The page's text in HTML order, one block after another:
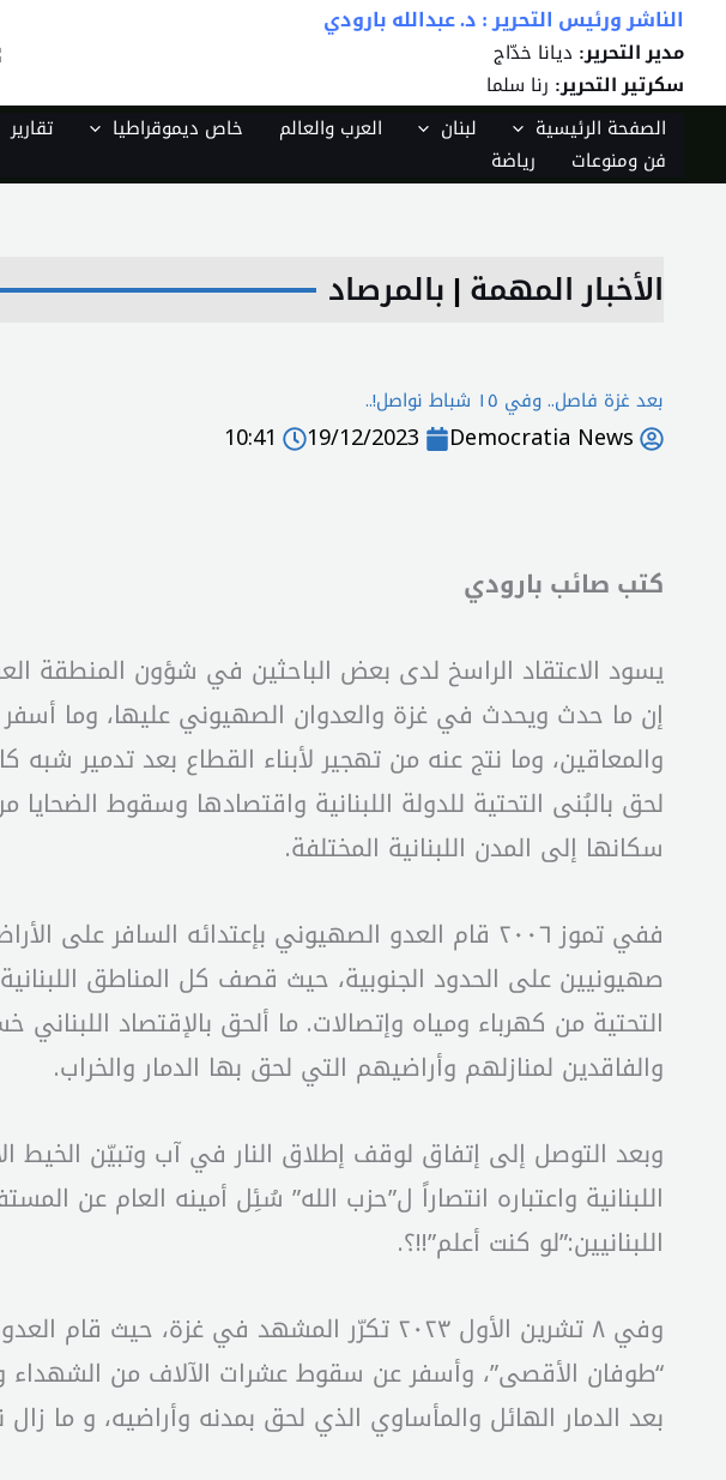
تخطي
المحتوى
الناشر ورئيس التحرير : د. عبدالله بارودي
مدير التحرير: ديانا خدّاج
سكرتير التحرير: رنا سلما
الصفحة الرئيسية لبنان العرب والعالم خاص ديموقراطيا تقارير
فن ومنوعات
رياضة
الأخبار المهمة | بالمرصاد
بعد غزة فاصل.. وفي ١٥ شباط نواصل!..
Democratia News
19/12/2023
10:41
كتب صائب بارودي
يسود الاعتقاد الراسخ لدى بعض الباحثين في شؤون المنطقة
إن ما حدث ويحدث في غزة والعدوان الصهيوني عليها، وما
لحق بالبُنى التحتية للدولة اللبنانية واقتصادها وسقوط
سكانها إلى المدن اللبنانية المختلفة.
ففي تموز ٢٠٠٦ قام العدو الصهيوني بإعتدائه
صهيونيين على الحدود الجنوبية، حيث قصف كل المناطق
التحتية من كهرباء ومياه وإتصالات. ما ألحق بالإقتصاد
والفاقدين لمنازلهم وأراضيهم التي لحق بها الدمار والخراب.
وبعد التوصل إلى إتفاق لوقف إطلاق النار في آب وتبيّن الخيط
اللبنانية واعتباره انتصاراً ل”حزب الله” سُئِل أمينه العام عن
اللبنانيين:”لو كنت أعلم”!!؟.
وفي ٨ تشرين الأول ٢٠٢٣ تكرّر المشهد في
“طوفان الأقصى”، وأسفر عن سقوط عشرات الآلاف من الشهداء
بعد الدمار الهائل والمأساوي الذي لحق بمدنه وأراضيه، و ما